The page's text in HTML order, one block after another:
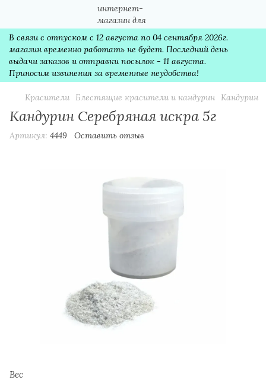
В связи с отпуском с 12 августа по 04 сентября 2026г.
магазин временно работать не будет. Последний день
выдачи заказов и отправки посылок - 11 августа.
Приносим извинения за временные неудобства!
Красители Блестящие красители и кандурин Кандурин
Кандурин Серебряная искра 5г
Артикул: 4449 Оставить отзыв
Вес